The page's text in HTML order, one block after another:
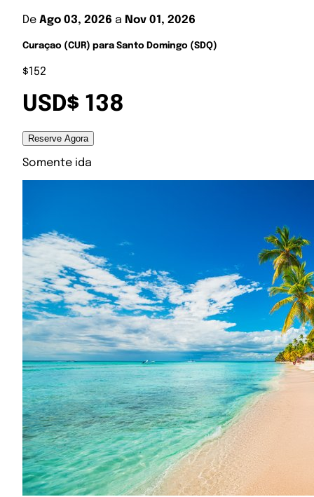
De Ago 03, 2026 a Nov 01, 2026
Curaçao (CUR) para Santo Domingo (SDQ)
$152
USD$ 138
Reserve Agora
Somente ida